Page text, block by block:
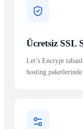
Ücretsiz SSL
Let’s Encrypt
hosting